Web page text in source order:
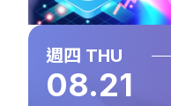
週四 THU
08.21